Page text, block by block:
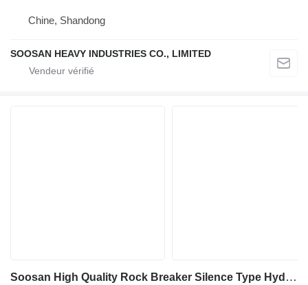
Chine, Shandong
SOOSAN HEAVY INDUSTRIES CO., LIMITED
Soosan High Quality Rock Breaker Silence Type Hydraulic Breakers Hammer